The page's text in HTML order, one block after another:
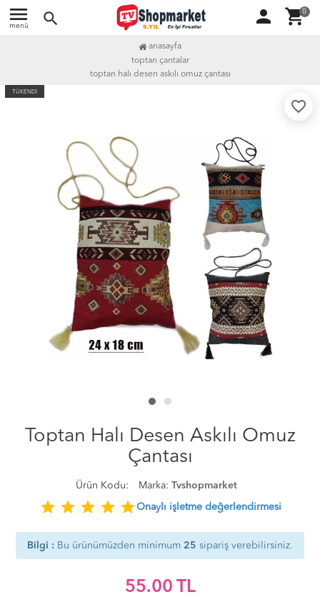
menu
menü search person shopping_cart0
anasayfa
toptan çantalar
toptan halı desen askılı omuz çantası
TÜKENDİ
favorite_border
Toptan Halı Desen Askılı Omuz
Çantası
Ürün Kodu: Marka: Tvshopmarket
star star star star starOnaylı işletme değerlendirmesi
Bilgi : Bu ürünümüzden minimum 25 sipariş verebilirsiniz.
55.00 TL